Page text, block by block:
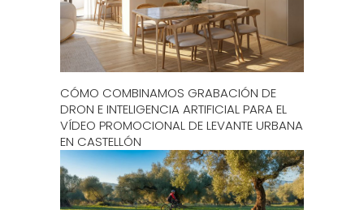
CÓMO COMBINAMOS GRABACIÓN DE
DRON E INTELIGENCIA ARTIFICIAL PARA EL
VÍDEO PROMOCIONAL DE LEVANTE URBANA
EN CASTELLÓN